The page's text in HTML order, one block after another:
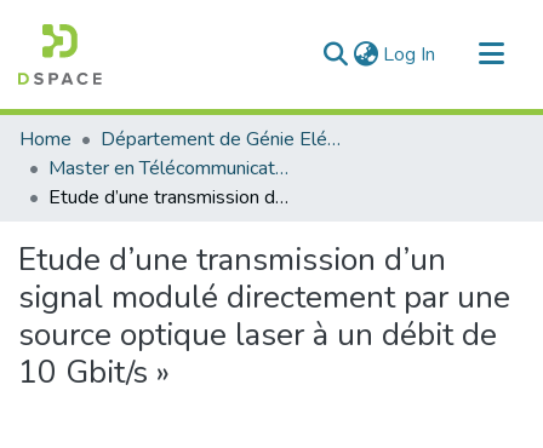
Log In (current)
Communities & Collections
All of DSpace
Statistics
Home
Département de Génie Eléctrique et Electronique
Master en Télécommunication
Etude d’une transmission d’un signal modulé directement par une source optique laser à un débit de 10 Gbit/s »
Etude d’une transmission d’un
signal modulé directement par une
source optique laser à un débit de
10 Gbit/s »